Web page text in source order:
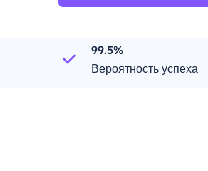
99.5%
Вероятность успеха